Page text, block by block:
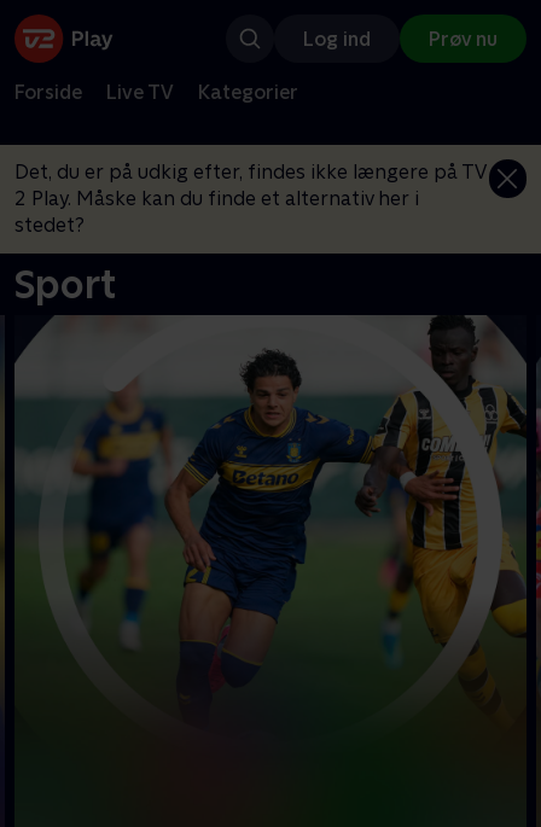
Log ind Prøv nu
Forside Live TV Kategorier
Det, du er på udkig efter, findes ikke længere på TV
2 Play. Måske kan du finde et alternativ her i
stedet?
Sport